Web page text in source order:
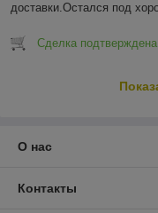
доставки.Остался под
Сделка подтверждена
О нас
Контакты